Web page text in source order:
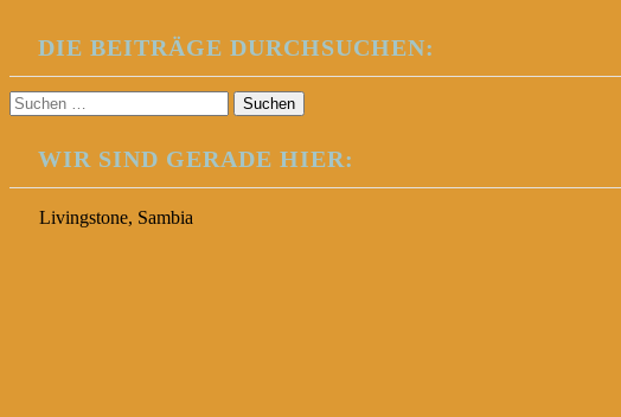
DIE BEITRÄGE DURCHSUCHEN:
Suchen
nach:
WIR SIND GERADE HIER:
Livingstone, Sambia